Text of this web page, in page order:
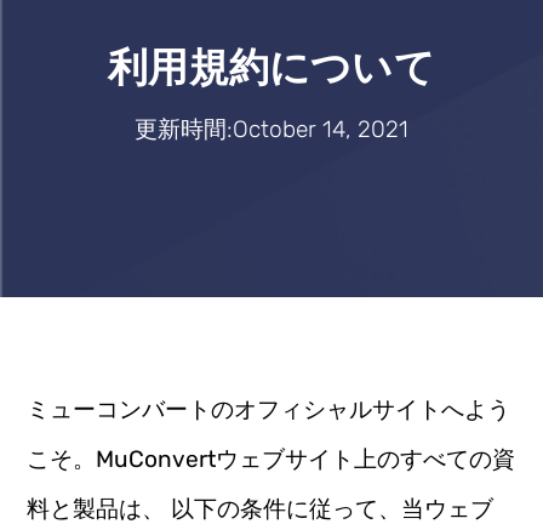
利用規約について
更新時間:October 14, 2021
ミューコンバートのオフィシャルサイトへよう
こそ。MuConvertウェブサイト上のすべての資
料と製品は、 以下の条件に従って、当ウェブ